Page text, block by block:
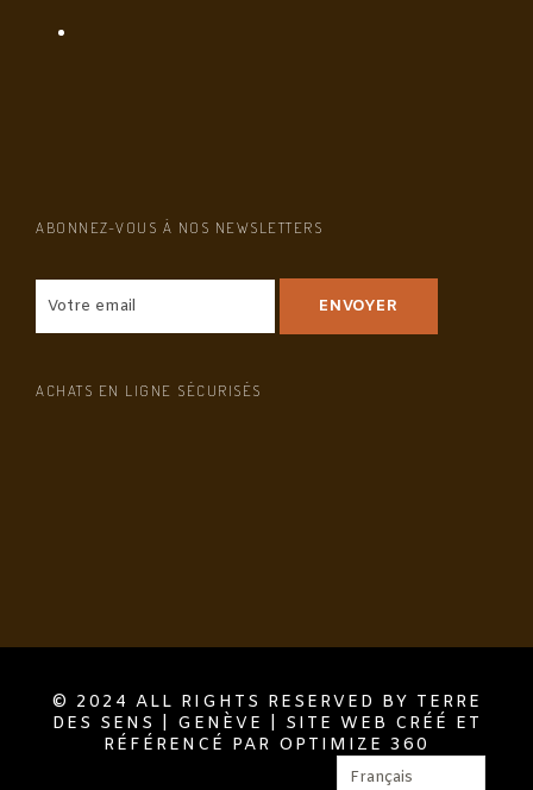
ABONNEZ-VOUS À NOS NEWSLETTERS
ACHATS EN LIGNE SÉCURISÉS
© 2024 ALL RIGHTS RESERVED BY TERRE
DES SENS | GENÈVE | SITE WEB CRÉÉ ET
RÉFÉRENCÉ PAR OPTIMIZE 360
Français